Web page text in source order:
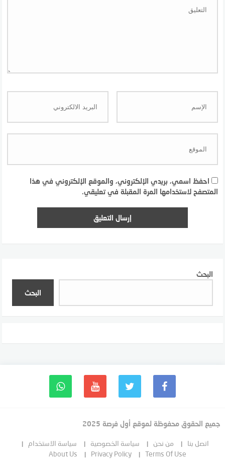
احفظ اسمي، بريدي الإلكتروني، والموقع الإلكتروني في هذا
المتصفح لاستخدامها المرة المقبلة في تعليقي.
البحث
البحث
جميع الحقوق محفوظة لموقع أول فرصة 2025
اتصل بنا من نحن سياسة الخصوصية
سياسة الاستخدام
Terms Of Use
Privacy Policy
About Us